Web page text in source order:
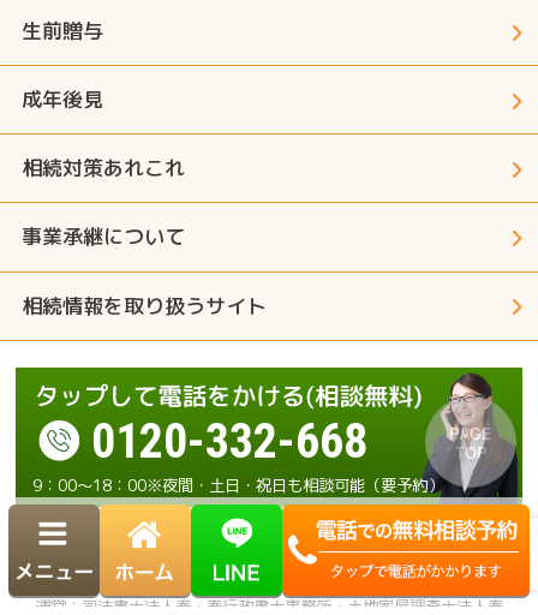
生前贈与
成年後見
相続対策あれこれ
事業承継について
相続情報を取り扱うサイト
0120-332-668
9：00～18：00※夜間・土日・祝日も相談可能（要予約）
運営：司法書士法人奏・奏行政書士事務所・土地家屋調査士法人奏